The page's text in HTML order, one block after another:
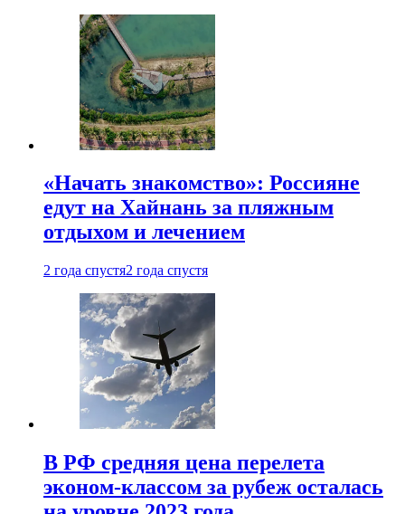
«Начать знакомство»: Россияне
едут на Хайнань за пляжным
отдыхом и лечением
2 года спустя2 года спустя
В РФ средняя цена перелета
эконом-классом за рубеж осталась